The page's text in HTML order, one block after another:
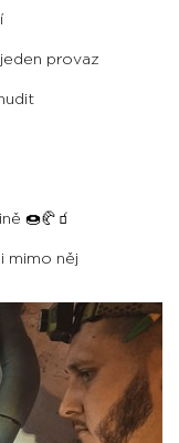
provaz
🍩🥐🧃
mimo něj